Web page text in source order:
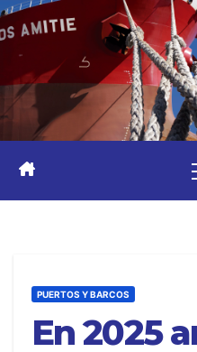
PUERTOS Y BARCOS
En 2025